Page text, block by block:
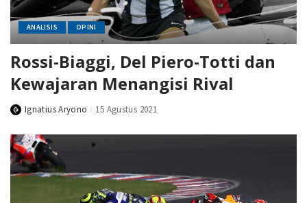
ANALISIS OPINI
Rossi-Biaggi, Del Piero-Totti dan
Kewajaran Menangisi Rival
PostedIgnatius Aryono 15 Agustus 2021